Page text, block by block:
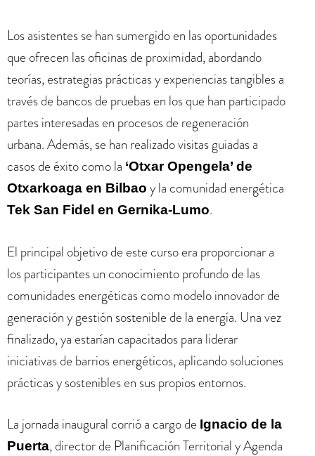
Los asistentes se han sumergido en las oportunidades
que ofrecen las oficinas de proximidad, abordando
teorías, estrategias prácticas y experiencias tangibles a
través de bancos de pruebas en los que han participado
partes interesadas en procesos de regeneración
urbana. Además, se han realizado visitas guiadas a
casos de éxito como la ‘Otxar Opengela’ de
Otxarkoaga en Bilbao y la comunidad energética
Tek San Fidel en Gernika-Lumo.
El principal objetivo de este curso era proporcionar a
los participantes un conocimiento profundo de las
comunidades energéticas como modelo innovador de
generación y gestión sostenible de la energía. Una vez
finalizado, ya estarían capacitados para liderar
iniciativas de barrios energéticos, aplicando soluciones
prácticas y sostenibles en sus propios entornos.
La jornada inaugural corrió a cargo de Ignacio de la
Puerta, director de Planificación Territorial y Agenda